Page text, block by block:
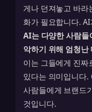
게나 던져놓고 바라
화가 필요합니다.
AI는 다양한 사람들
악하기 위해 엄청난
이는 그들에게 진짜
있다는 의미입니다.
사람들에게 브랜드
것입니다.